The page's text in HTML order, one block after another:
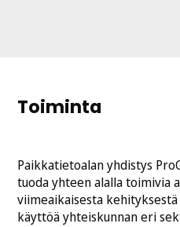
Toiminta
Paikkatietoalan yhdistys
tuoda yhteen alalla toimivia
viimeaikaisesta
käyttöä yhteiskunnan eri